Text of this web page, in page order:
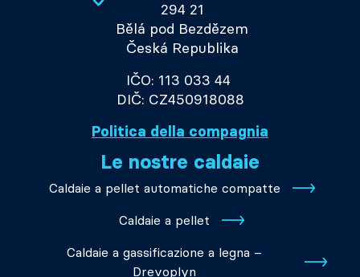
294 21
Bělá pod Bezdězem
Česká Republika
IČO: 113 033 44
DIČ: CZ450918088
Politica della compagnia
Le nostre caldaie
Caldaie a pellet automatiche compatte
Caldaie a pellet
Caldaie a gassificazione a legna –
Drevoplyn